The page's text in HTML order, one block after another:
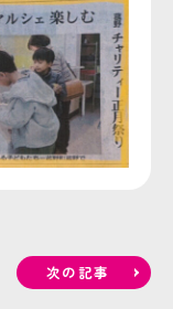
次の記事